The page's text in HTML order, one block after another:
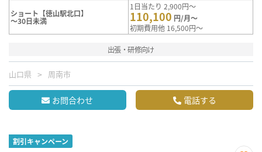
ショート【徳山駅北口】
～30日未満
1日当たり 2,900円～
110,100 円/月～
初期費用他 16,500円～
出張・研修向け
山口県 周南市
お問合わせ 電話する
割引キャンペーン